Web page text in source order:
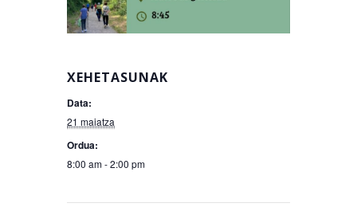
XEHETASUNAK
Data:
21 maiatza
Ordua:
8:00 am - 2:00 pm